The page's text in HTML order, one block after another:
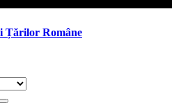
Țărilor Române